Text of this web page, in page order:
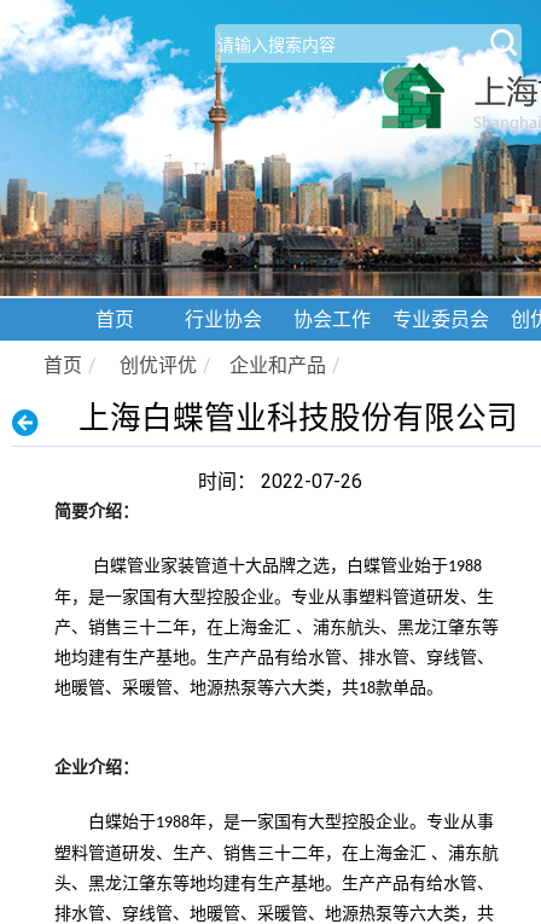
首页 行业协会 协会工作 专业委员会
创
首页 / 创优评优 / 企业和产品 /
上海白蝶管业科技股份有限公司
时间： 2022-07-26
简要介绍：
白蝶管业家装管道十大品牌之选，白蝶管业始于1988
年，是一家国有大型控股企业。专业从事塑料管道研发、生
产、销售三十二年，在上海金汇 、浦东航头、黑龙江肇东等
地均建有生产基地。生产产品有给水管、排水管、穿线管、
地暖管、采暖管、地源热泵等六大类，共18款单品。
企业介绍：
白蝶始于1988年，是一家国有大型控股企业。专业从事
塑料管道研发、生产、销售三十二年，在上海金汇 、浦东航
头、黑龙江肇东等地均建有生产基地。生产产品有给水管、
排水管、穿线管、地暖管、采暖管、地源热泵等六大类，共